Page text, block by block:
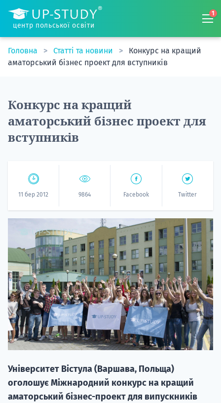
центр польської освіти
1
Головна Статті та новини
Конкурс на кращий
аматорський бізнес проект для вступників
Конкурс на кращий
аматорський бізнес проект для
вступників
11 бер 2012 9864 Facebook Twitter
Університет Вістула (Варшава, Польща)
оголошує Міжнародний конкурс на кращий
аматорський бізнес-проект для випускників
20.09
"Навчання
НАБІР